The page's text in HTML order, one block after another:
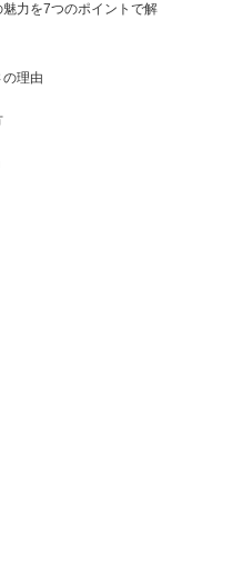
力を7つのポイントで解
理由